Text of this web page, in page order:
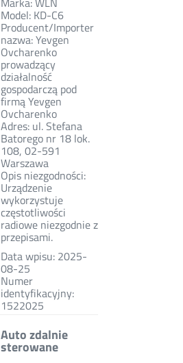
Model: KD-C6
Producent/Importer
nazwa: Yevgen
Ovcharenko
prowadzący
działalność
gospodarczą pod
firmą Yevgen
Ovcharenko
Adres: ul. Stefana
Batorego nr 18 lok.
108, 02-591
Warszawa
Opis niezgodności:
Urządzenie
wykorzystuje
częstotliwości
radiowe niezgodnie z
przepisami.
Data wpisu: 2025-
08-25
Numer
identyfikacyjny:
1522025
Auto zdalnie
sterowane